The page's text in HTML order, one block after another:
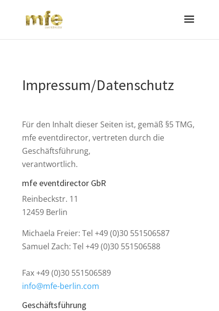
Impressum/Datenschutz
Für den Inhalt dieser Seiten ist, gemäß §5 TMG,
mfe eventdirector, vertreten durch die
Geschäftsführung,
verantwortlich.
mfe eventdirector GbR
Reinbeckstr. 11
12459 Berlin
Michaela Freier: Tel +49 (0)30 551506587
Samuel Zach: Tel +49 (0)30 551506588
Fax +49 (0)30 551506589
info@mfe-berlin.com
Geschäftsführung